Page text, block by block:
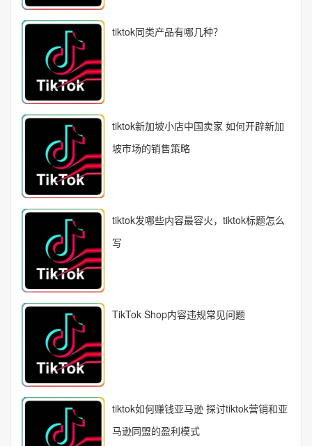
tiktok同类产品有哪几种？
tiktok新加坡小店中国卖家 如何开辟新加
坡市场的销售策略
tiktok发哪些内容最容火，tiktok标题怎么
写
TikTok Shop内容违规常见问题
tiktok如何赚钱亚马逊 探讨tiktok营销和亚
马逊同盟的盈利模式